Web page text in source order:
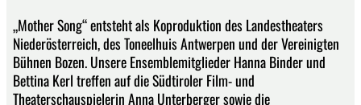
„Mother Song“ entsteht als Koproduktion des Landestheaters
Niederösterreich, des Toneelhuis Antwerpen und der Vereinigten
Bühnen Bozen. Unsere Ensemblemitglieder Hanna Binder und
Bettina Kerl treffen auf die Südtiroler Film- und
Theaterschauspielerin Anna Unterberger sowie die